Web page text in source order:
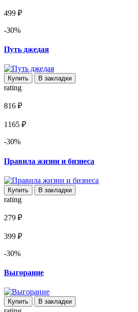
499 ₽
-30%
Путь джедая
Купить В закладки
rating
816 ₽
1165 ₽
-30%
Правила жизни и бизнеса
Купить В закладки
rating
279 ₽
399 ₽
-30%
Выгорание
Купить В закладки